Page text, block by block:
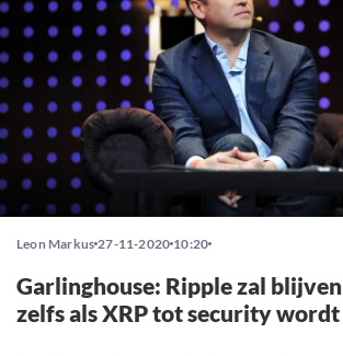
Leon Markus 27-11-2020 10:20
Garlinghouse: Ripple zal
zelfs als XRP tot security